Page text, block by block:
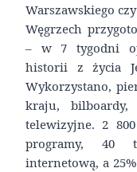
Warszawskiego
Węgrzech
– w 7 tygodni
historii z życia
Wykorzystano,
kraju,
telewizyjne. 2
programy, 40
internetową, a